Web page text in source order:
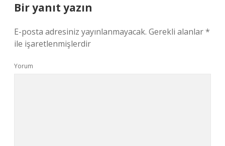
Bir yanıt yazın
E-posta adresiniz yayınlanmayacak. Gerekli alanlar*
ile işaretlenmişlerdir
Yorum